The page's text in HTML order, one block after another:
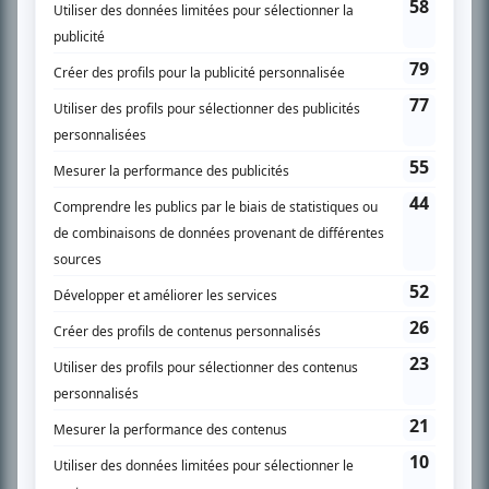
l’actualité télévisuelle au 98,5.
En savoir plus »
PLAN DU SITE
Accueil
Liste des oeuvres
Recherche avancée
À propos